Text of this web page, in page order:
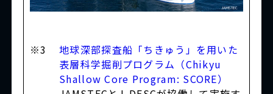
※3
地球深部探査船「ちきゅう」を用いた
表層科学掘削プログラム（Chikyu
Shallow Core Program: SCORE）